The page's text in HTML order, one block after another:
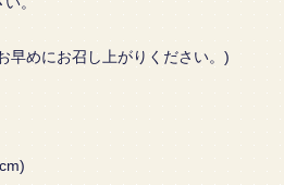
早めにお召し上がりください。)